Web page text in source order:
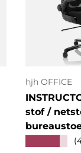
hjh OFFICE
stof /